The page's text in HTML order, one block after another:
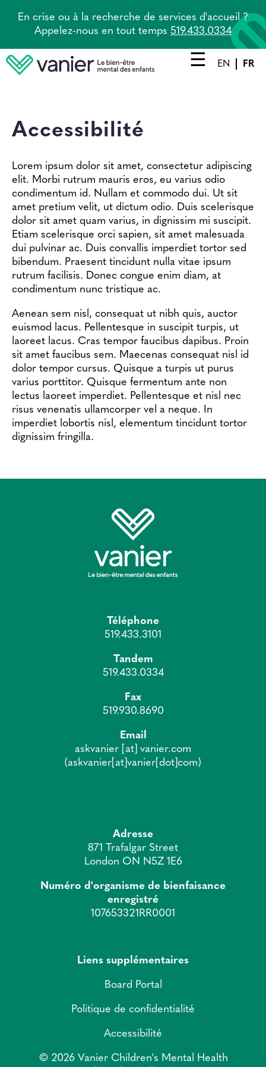
contenu
principal
En crise ou à la recherche de services d'accueil ?
Appelez-nous en tout temps 519.433.0334
EN FR
Tandem
À propos
Carrières
Nouvelles
Nous contacter
Accessibilité
Lorem ipsum dolor sit amet, consectetur adipiscing
elit. Morbi rutrum mauris eros, eu varius odio
condimentum id. Nullam et commodo dui. Ut sit
amet pretium velit, ut dictum odio. Duis scelerisque
dolor sit amet quam varius, in dignissim mi suscipit.
Etiam scelerisque orci sapien, sit amet malesuada
dui pulvinar ac. Duis convallis imperdiet tortor sed
bibendum. Praesent tincidunt nulla vitae ipsum
rutrum facilisis. Donec congue enim diam, at
condimentum nunc tristique ac.
Aenean sem nisl, consequat ut nibh quis, auctor
euismod lacus. Pellentesque in suscipit turpis, ut
laoreet lacus. Cras tempor faucibus dapibus. Proin
sit amet faucibus sem. Maecenas consequat nisl id
dolor tempor cursus. Quisque a turpis ut purus
varius porttitor. Quisque fermentum ante non
lectus laoreet imperdiet. Pellentesque et nisl nec
risus venenatis ullamcorper vel a neque. In
imperdiet lobortis nisl, elementum tincidunt tortor
dignissim fringilla.
Téléphone
519.433.3101
Tandem
519.433.0334
Fax
519.930.8690
Email
askvanier [at] vanier.com
(askvanier[at]vanier[dot]com)
Adresse
871 Trafalgar Street
London ON N5Z 1E6
Numéro d'organisme de bienfaisance
enregistré
107653321RR0001
Liens supplémentaires
Board Portal
Politique de confidentialité
Accessibilité
© 2026 Vanier Children's Mental Health